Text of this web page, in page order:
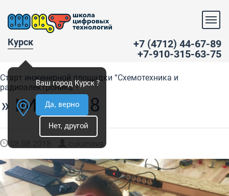
Курск
Ваш город Курск ?
Да, верно
Нет, другой
+7 (4712) 44-67-89
+7-910-315-63-75
Старт инженерной площадки “Схемотехника и
радиоэлектроника”!
» IMG_0318
08.08.2018